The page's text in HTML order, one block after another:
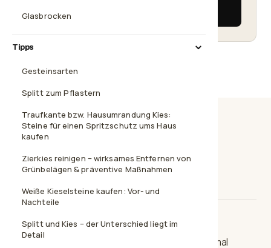
Glasbrocken
Tipps
Gesteinsarten
Splitt zum Pflastern
Traufkante bzw. Hausumrandung Kies:
Steine für einen Spritzschutz ums Haus
kaufen
Zierkies reinigen – wirksames Entfernen von
Grünbelägen & präventive Maßnahmen
Weiße Kieselsteine kaufen: Vor- und
Nachteile
Splitt und Kies – der Unterschied liegt im
Detail
Wie der Name schon sagt, handelt es sich um
schneeweißes Material. Vereinzelt können auch mal